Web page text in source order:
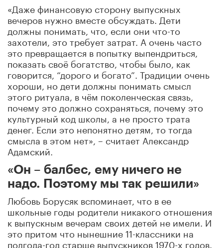
«Даже финансовую сторону выпускных
вечеров нужно вместе обсуждать. Дети
должны понимать, что, если они что-то
захотели, это требует затрат. А очень часто
это превращается в попытку выпендриться,
показать своё богатство, чтобы было, как
говорится, “дорого и богато”. Традиции очень
хороши, но дети должны понимать смысл
этого ритуала, в чём поколенческая связь,
почему это должно сохраняться, почему это
культурный код школы, а не просто трата
денег. Если это непонятно детям, то тогда
смысла в этом нет», – считает Александр
Адамский.
«Он – балбес, ему ничего не
надо. Поэтому мы так решили»
Любовь Борусяк вспоминает, что в ее
школьные годы родители никакого отношения
к выпускным вечерам своих детей не имели. И
это притом что нынешние 11-классники на
полгода-год старше выпускников 1970-х годов.